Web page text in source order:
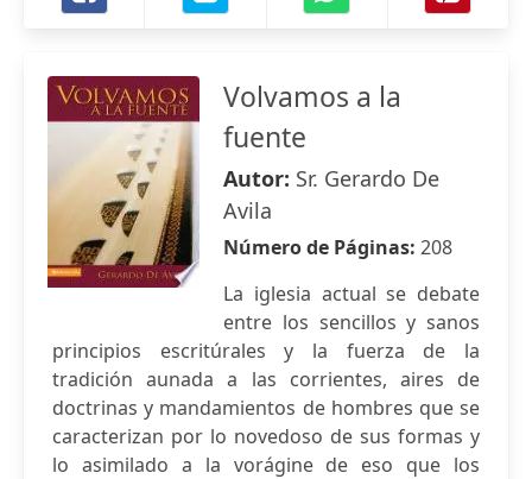
Volvamos a la
fuente
Autor: Sr. Gerardo De
Avila
Número de Páginas: 208
La iglesia actual se debate
entre los sencillos y sanos
principios escritúrales y la fuerza de la
tradición aunada a las corrientes, aires de
doctrinas y mandamientos de hombres que se
caracterizan por lo novedoso de sus formas y
lo asimilado a la vorágine de eso que los